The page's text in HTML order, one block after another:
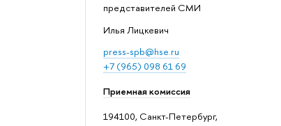
представителей СМИ
Илья Лицкевич
press-spb@hse.ru
+7 (965) 098 61 69
Приемная комиссия
194100, Санкт-Петербург,